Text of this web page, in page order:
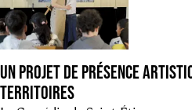
UN PROJET DE PRÉSENCE
TERRITOIRES